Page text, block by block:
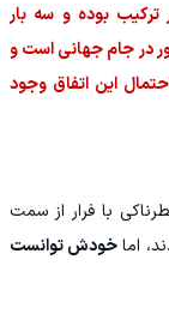
در 9 بازی ملی در ترکیب بوده و سه بار
در جام جهانی است و
این اتفاق وجود
با فرار از سمت
اماخودش توانست